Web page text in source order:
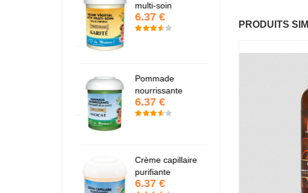
PRODUITS
multi-soin
6.37 €
Pommade
nourrissante
6.37 €
Crème capillaire
purifiante
6.37 €